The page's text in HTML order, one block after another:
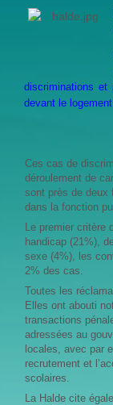
discriminations et
devant le
Ces cas de
déroulement de
sont près de deux
dans la fonction
Le premier
handicap (21%),
sexe (4%), les
2% des cas.
Toutes les
Elles ont abouti
transactions
adressées au
locales, avec par
recrutement et
scolaires.
La Halde cite